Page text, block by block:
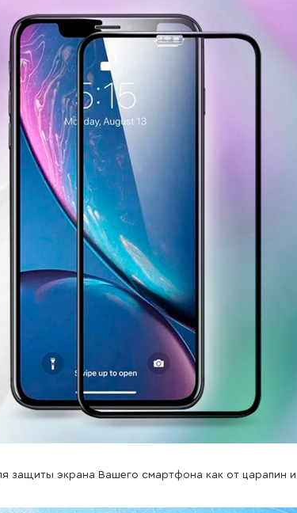
защиты экрана Вашего смартфона как от царапин и